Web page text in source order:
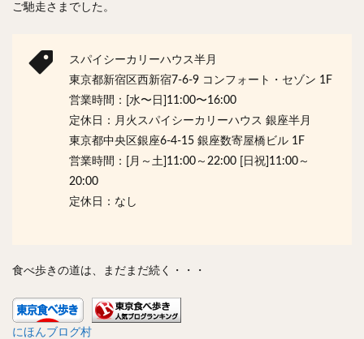
ご馳走さまでした。
スパイシーカリーハウス半月
東京都新宿区西新宿7-6-9 コンフォート・セゾン 1F
営業時間：[水〜日]11:00〜16:00
定休日：月火スパイシーカリーハウス 銀座半月
東京都中央区銀座6-4-15 銀座数寄屋橋ビル 1F
営業時間：[月～土]11:00～22:00 [日祝]11:00～
20:00
定休日：なし
食べ歩きの道は、まだまだ続く・・・
にほんブログ村